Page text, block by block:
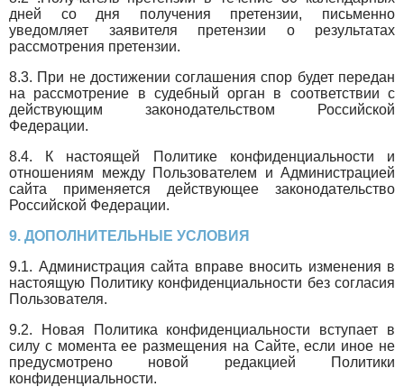
дней со дня получения претензии, письменно
уведомляет заявителя претензии о результатах
рассмотрения претензии.
8.3. При не достижении соглашения спор будет передан
на рассмотрение в судебный орган в соответствии с
действующим законодательством Российской
Федерации.
8.4. К настоящей Политике конфиденциальности и
отношениям между Пользователем и Администрацией
сайта применяется действующее законодательство
Российской Федерации.
9. ДОПОЛНИТЕЛЬНЫЕ УСЛОВИЯ
9.1. Администрация сайта вправе вносить изменения в
настоящую Политику конфиденциальности без согласия
Пользователя.
9.2. Новая Политика конфиденциальности вступает в
силу с момента ее размещения на Сайте, если иное не
предусмотрено новой редакцией Политики
конфиденциальности.